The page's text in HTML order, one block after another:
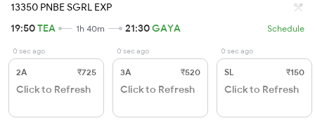
13350 PNBE SGRL EXP
19:50TEA 1h 40m 21:30GAYA Schedule
0 sec ago
2A ₹725
Click to Refresh
0 sec ago
3A ₹520
Click to Refresh
0 sec ago
SL ₹150
Click to Refresh